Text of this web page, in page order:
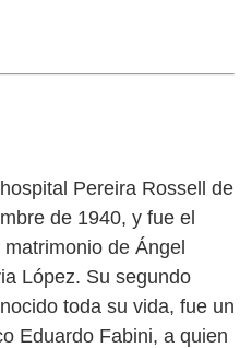
Pereira Rossell de
de 1940, y fue el
de Ángel
López. Su segundo
toda su vida, fue un
Eduardo Fabini, a quien